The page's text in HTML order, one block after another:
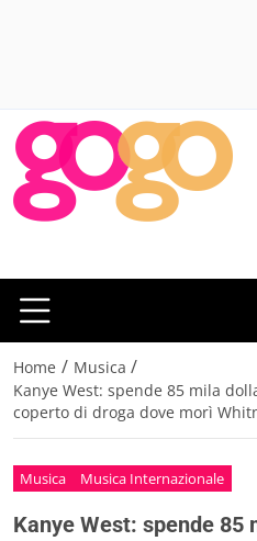
Home / Musica /
Kanye West: spende 85 mila
coperto di droga dove morì
Musica Musica Internazionale
Kanye West: spende